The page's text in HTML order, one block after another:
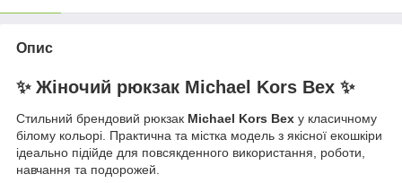
Опис
✨ Жіночий рюкзак Michael Kors Bex ✨
Стильний брендовий рюкзак Michael Kors Bex у класичному
білому кольорі. Практична та містка модель з якісної екошкіри
ідеально підійде для повсякденного використання, роботи,
навчання та подорожей.